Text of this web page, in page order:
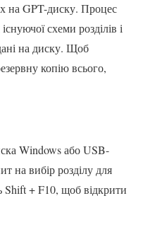
на GPT-диску. Процес
схеми розділів і
на диску. Щоб
копію всього,
Windows або USB-
на вибір розділу для
Shift + F10, щоб відкрити